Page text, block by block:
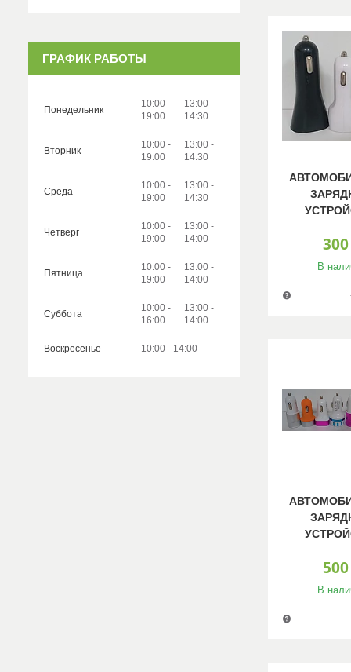
В
В
ГРАФИК РАБОТЫ
Понедельник
10:00
19:00
13:00
14:30
Вторник
10:00
19:00
13:00
14:30
Среда
10:00
19:00
13:00
14:30
Четверг
10:00
19:00
13:00
14:00
Пятница
10:00
19:00
13:00
14:00
Суббота
10:00
16:00
13:00
14:00
Воскресенье 10:00 14:00